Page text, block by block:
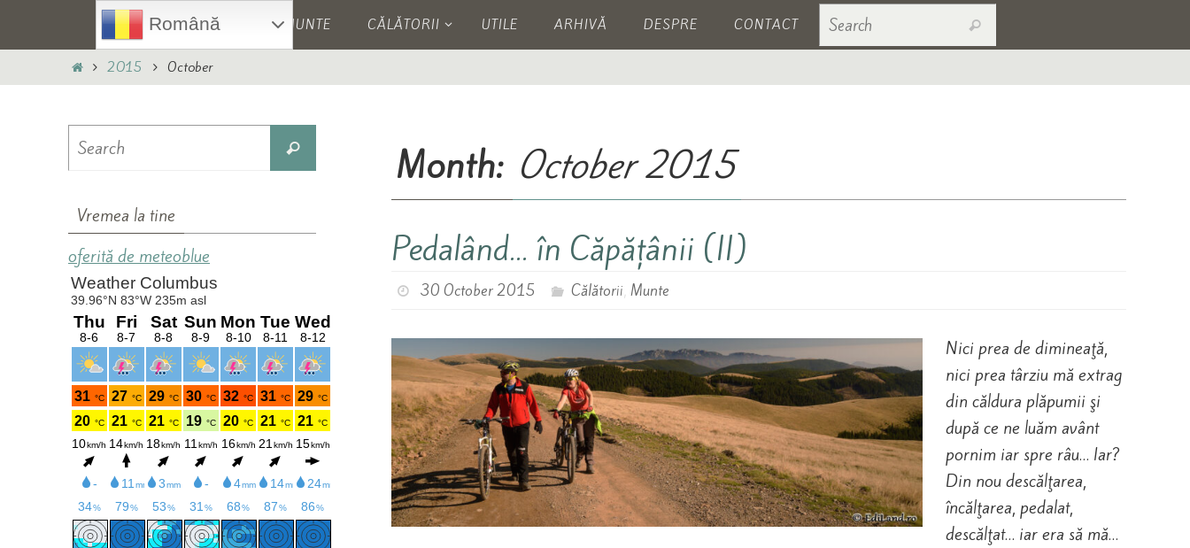
content
HOME MUNTE CĂLĂTORII UTILE ARHIVĂ DESPRE CONTACT Search
Home2015 October
Month: October 2015
Pedalând… în Căpățânii (II)
30 October 2015 Călătorii Munte
Nici prea de dimineaţă,
nici prea târziu mă extrag
din căldura plăpumii şi
după ce ne luăm avânt
pornim iar spre râu… Iar?
Din nou descălţarea,
încălţarea, pedalat,
descălţat… iar era să mă…
Search
Vremea la tine
oferită de meteoblue
Română